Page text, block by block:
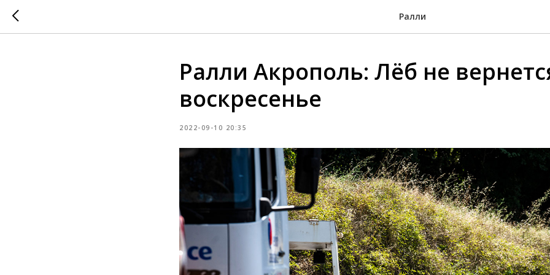
Ралли
Ралли Акрополь: Лёб не
воскресенье
2022-09-10 20:35